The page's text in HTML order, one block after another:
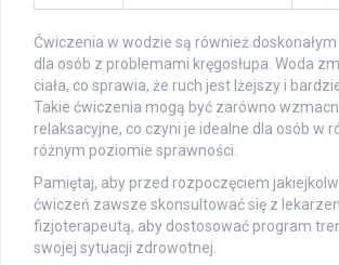
Ćwiczenia w wodzie są również
dla osób z problemami kręgosłupa. Woda
ciała, co sprawia, że ruch jest lżejszy i
Takie ćwiczenia mogą być zarówno
relaksacyjne, co czyni je idealne dla osób w
różnym poziomie sprawności.
Pamiętaj, aby przed rozpoczęciem
ćwiczeń zawsze skonsultować się z
fizjoterapeutą, aby dostosować program
swojej sytuacji zdrowotnej.